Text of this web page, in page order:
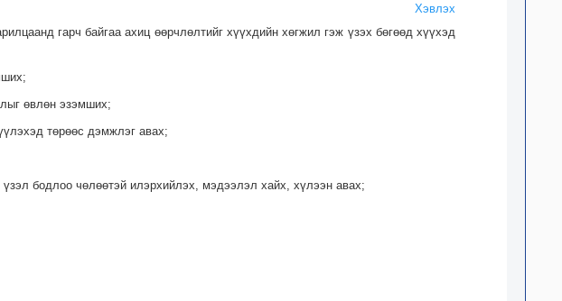
Хэвлэх
гарч байгаа ахиц өөрчлөлтийг хүүхдийн хөгжил гэж үзэх бөгөөд хүүхэд
өвлөн эзэмших;
төрөөс дэмжлэг авах;
бодлоо чөлөөтэй илэрхийлэх, мэдээлэл хайх, хүлээн авах;